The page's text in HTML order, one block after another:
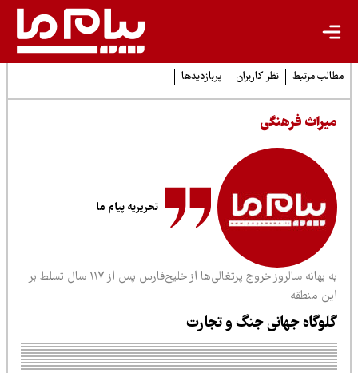
مرتبط نظر کاربران پربازدیدها
فرهنگی
تحریریه پیام ما
به بهانه سالروز خروج پرتغالی‌ها از خلیج‌فارس پس از ۱۱۷ سال تسلط بر
منطقه
جهانی جنگ و تجارت